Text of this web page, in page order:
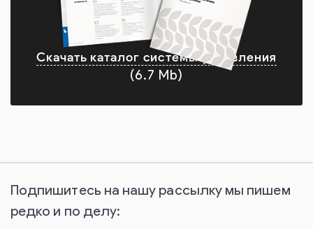
Скачать каталог системы управления
(6.7 Mb)
Подпишитесь на нашу рассылку мы пишем
редко и по делу: